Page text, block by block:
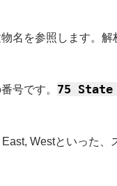
名を参照します。
号です。 75
Westといった、